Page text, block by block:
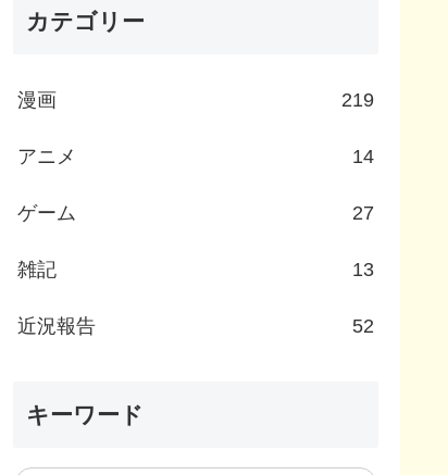
カテゴリー
漫画 219
アニメ 14
ゲーム 27
雑記 13
近況報告 52
キーワード